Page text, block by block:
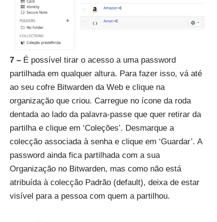
7 – É possível tirar o acesso a uma password
partilhada em qualquer altura. Para fazer isso, vá até
ao seu cofre Bitwarden da Web e clique na
organização que criou. Carregue no ícone da roda
dentada ao lado da palavra-passe que quer retirar da
partilha e clique em ‘Coleções’. Desmarque a
colecção associada à senha e clique em ‘Guardar’. A
password ainda fica partilhada com a sua
Organização no Bitwarden, mas como não está
atribuída à colecção Padrão (default), deixa de estar
visível para a pessoa com quem a partilhou.